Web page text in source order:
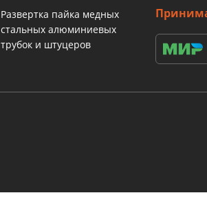
Развертка пайка медных
стальных алюминиевых
трубок и штуцеров